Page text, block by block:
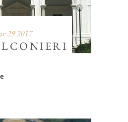
29 2017